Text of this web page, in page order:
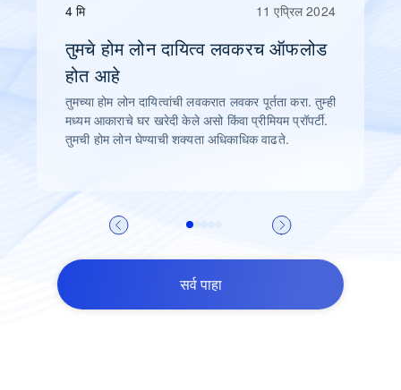
4 मि 11 एप्रिल 2024
तुमचे होम लोन दायित्व लवकरच ऑफलोड
होत आहे
तुमच्या होम लोन दायित्वांची लवकरात लवकर पूर्तता करा. तुम्ही
मध्यम आकाराचे घर खरेदी केले असो किंवा प्रीमियम प्रॉपर्टी.
तुमची होम लोन घेण्याची शक्यता अधिकाधिक वाढते.
सर्व पाहा